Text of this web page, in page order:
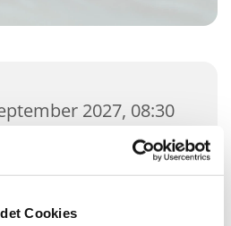
Cookies
2027, 08:30
7, 15806